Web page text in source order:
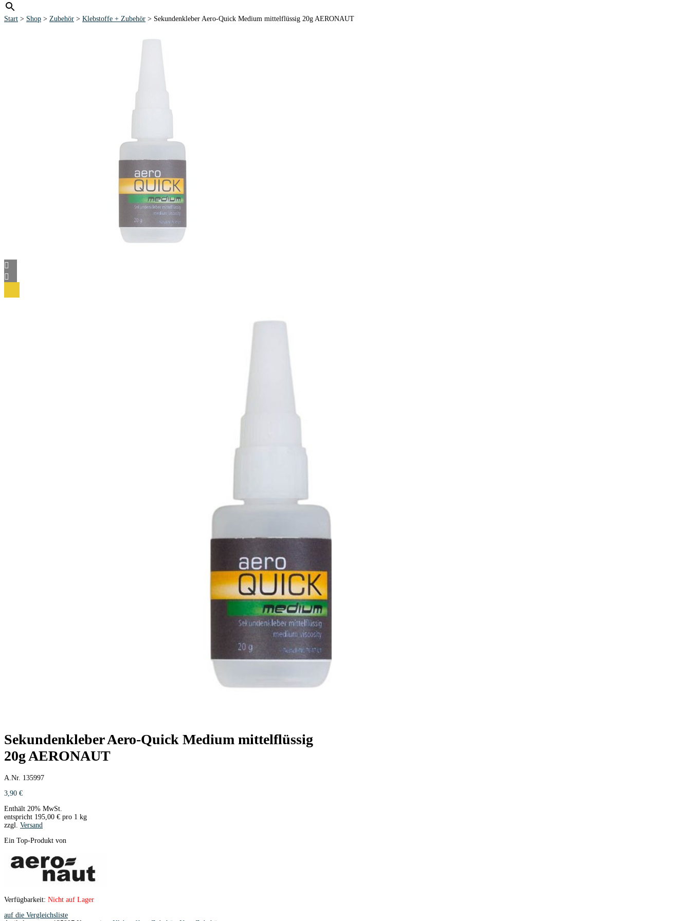
Start > Shop > Zubehör > Klebstoffe + Zubehör > Sekundenkleber Aero-Quick Medium mittelflüssig 20g AERONAUT
Sekundenkleber Aero-Quick Medium mittelflüssig
20g AERONAUT
A.Nr. 135997
3,90 €
Enthält 20% MwSt.
entspricht 195,00 € pro 1 kg
zzgl. Versand
Ein Top-Produkt von
Verfügbarkeit: Nicht auf Lager
auf die Vergleichsliste